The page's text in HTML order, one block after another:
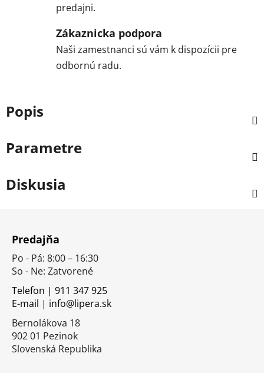
predajni.
Zákaznicka podpora
Naši zamestnanci sú vám k dispozícii pre
odbornú radu.
Popis
Parametre
Diskusia
Predajňa
Po - Pá: 8:00 – 16:30
So - Ne: Zatvorené
Telefon | 911 347 925
E-mail | info@lipera.sk
Bernolákova 18
902 01 Pezinok
Slovenská Republika